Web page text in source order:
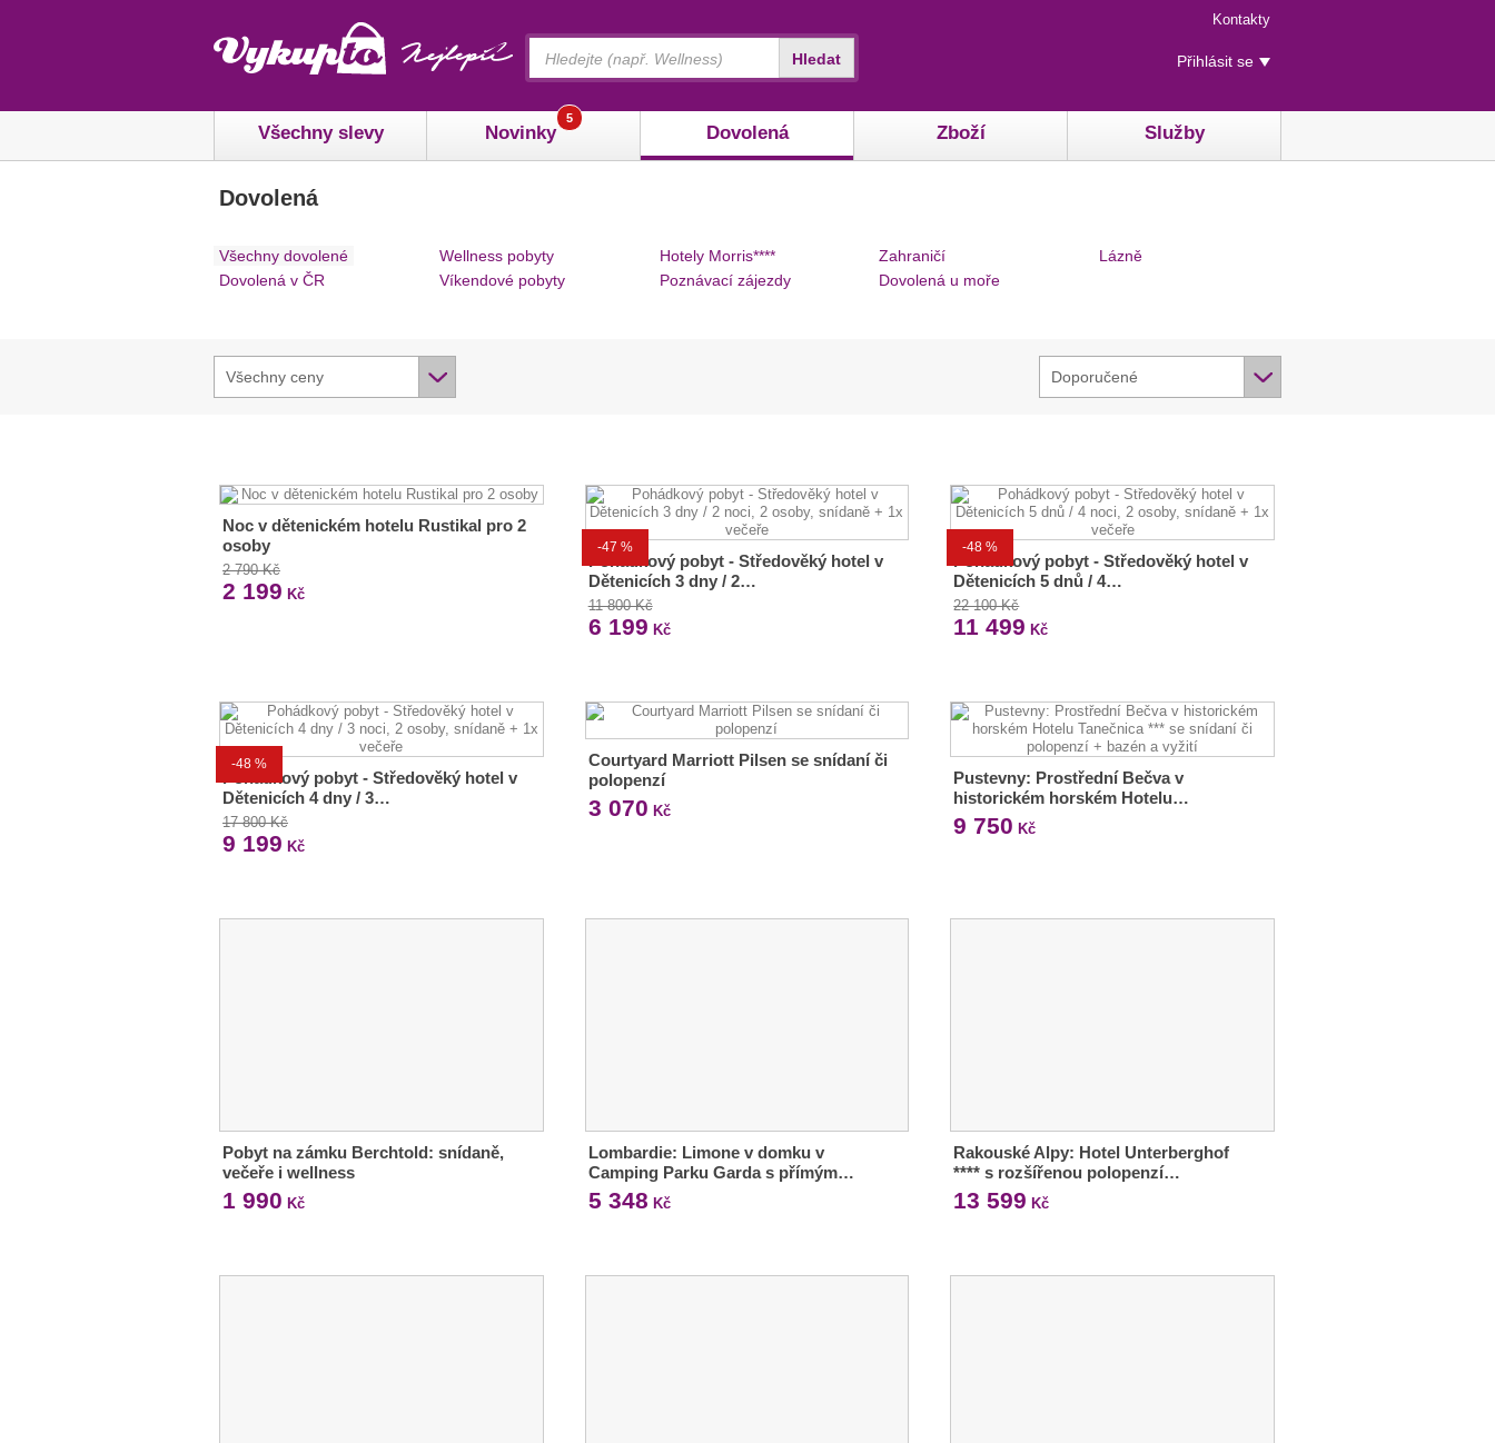
Menu
rychlého
přístupu
Kontakty
Uživatelské
menu
Přihlásit se
Všechny slevy Novinky
5
Dovolená Zboží Služby
Hledat
Dovolená
Všechny dovolené
Dovolená v ČR
Wellness pobyty
Víkendové pobyty
Hotely Morris****
Poznávací zájezdy
Zahraničí
Dovolená u moře
Lázně
Všechny ceny Doporučené
Noc v dětenickém hotelu Rustikal pro 2
osoby
2 790 Kč
2 199 Kč
-47 %
Pohádkový pobyt - Středověký hotel v
Dětenicích 3 dny / 2…
11 800 Kč
6 199 Kč
-48 %
Pohádkový pobyt - Středověký hotel v
Dětenicích 5 dnů / 4…
22 100 Kč
11 499 Kč
-48 %
Pohádkový pobyt - Středověký hotel v
Dětenicích 4 dny / 3…
17 800 Kč
9 199 Kč
Courtyard Marriott Pilsen se snídaní či
polopenzí
3 070 Kč
Pustevny: Prostřední Bečva v
historickém horském Hotelu…
9 750 Kč
Pobyt na zámku Berchtold: snídaně,
večeře i wellness
1 990 Kč
Lombardie: Limone v domku v
Camping Parku Garda s přímým…
5 348 Kč
Rakouské Alpy: Hotel Unterberghof
**** s rozšířenou polopenzí…
13 599 Kč